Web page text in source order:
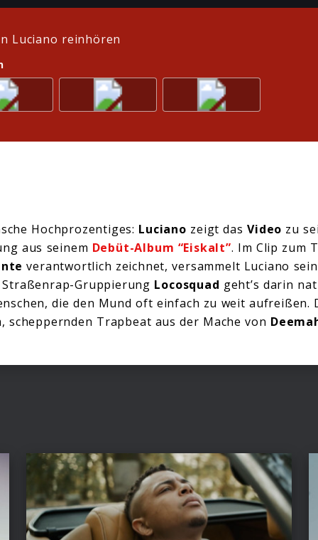
Luciano reinhören
Hochprozentiges: Luciano zeigt dasVideo zu
aus seinem Debüt-Album “Eiskalt”. Im Clip zum
verantwortlich zeichnet, versammelt Luciano
Gruppierung Locosquad geht’s darin
die den Mund oft einfach zu weit aufreißen.
scheppernden Trapbeat aus der Mache von